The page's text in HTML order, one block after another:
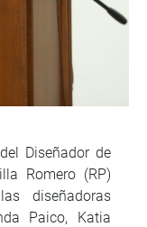
Diseñador de
Romero (RP)
diseñadoras
Paico, Katia